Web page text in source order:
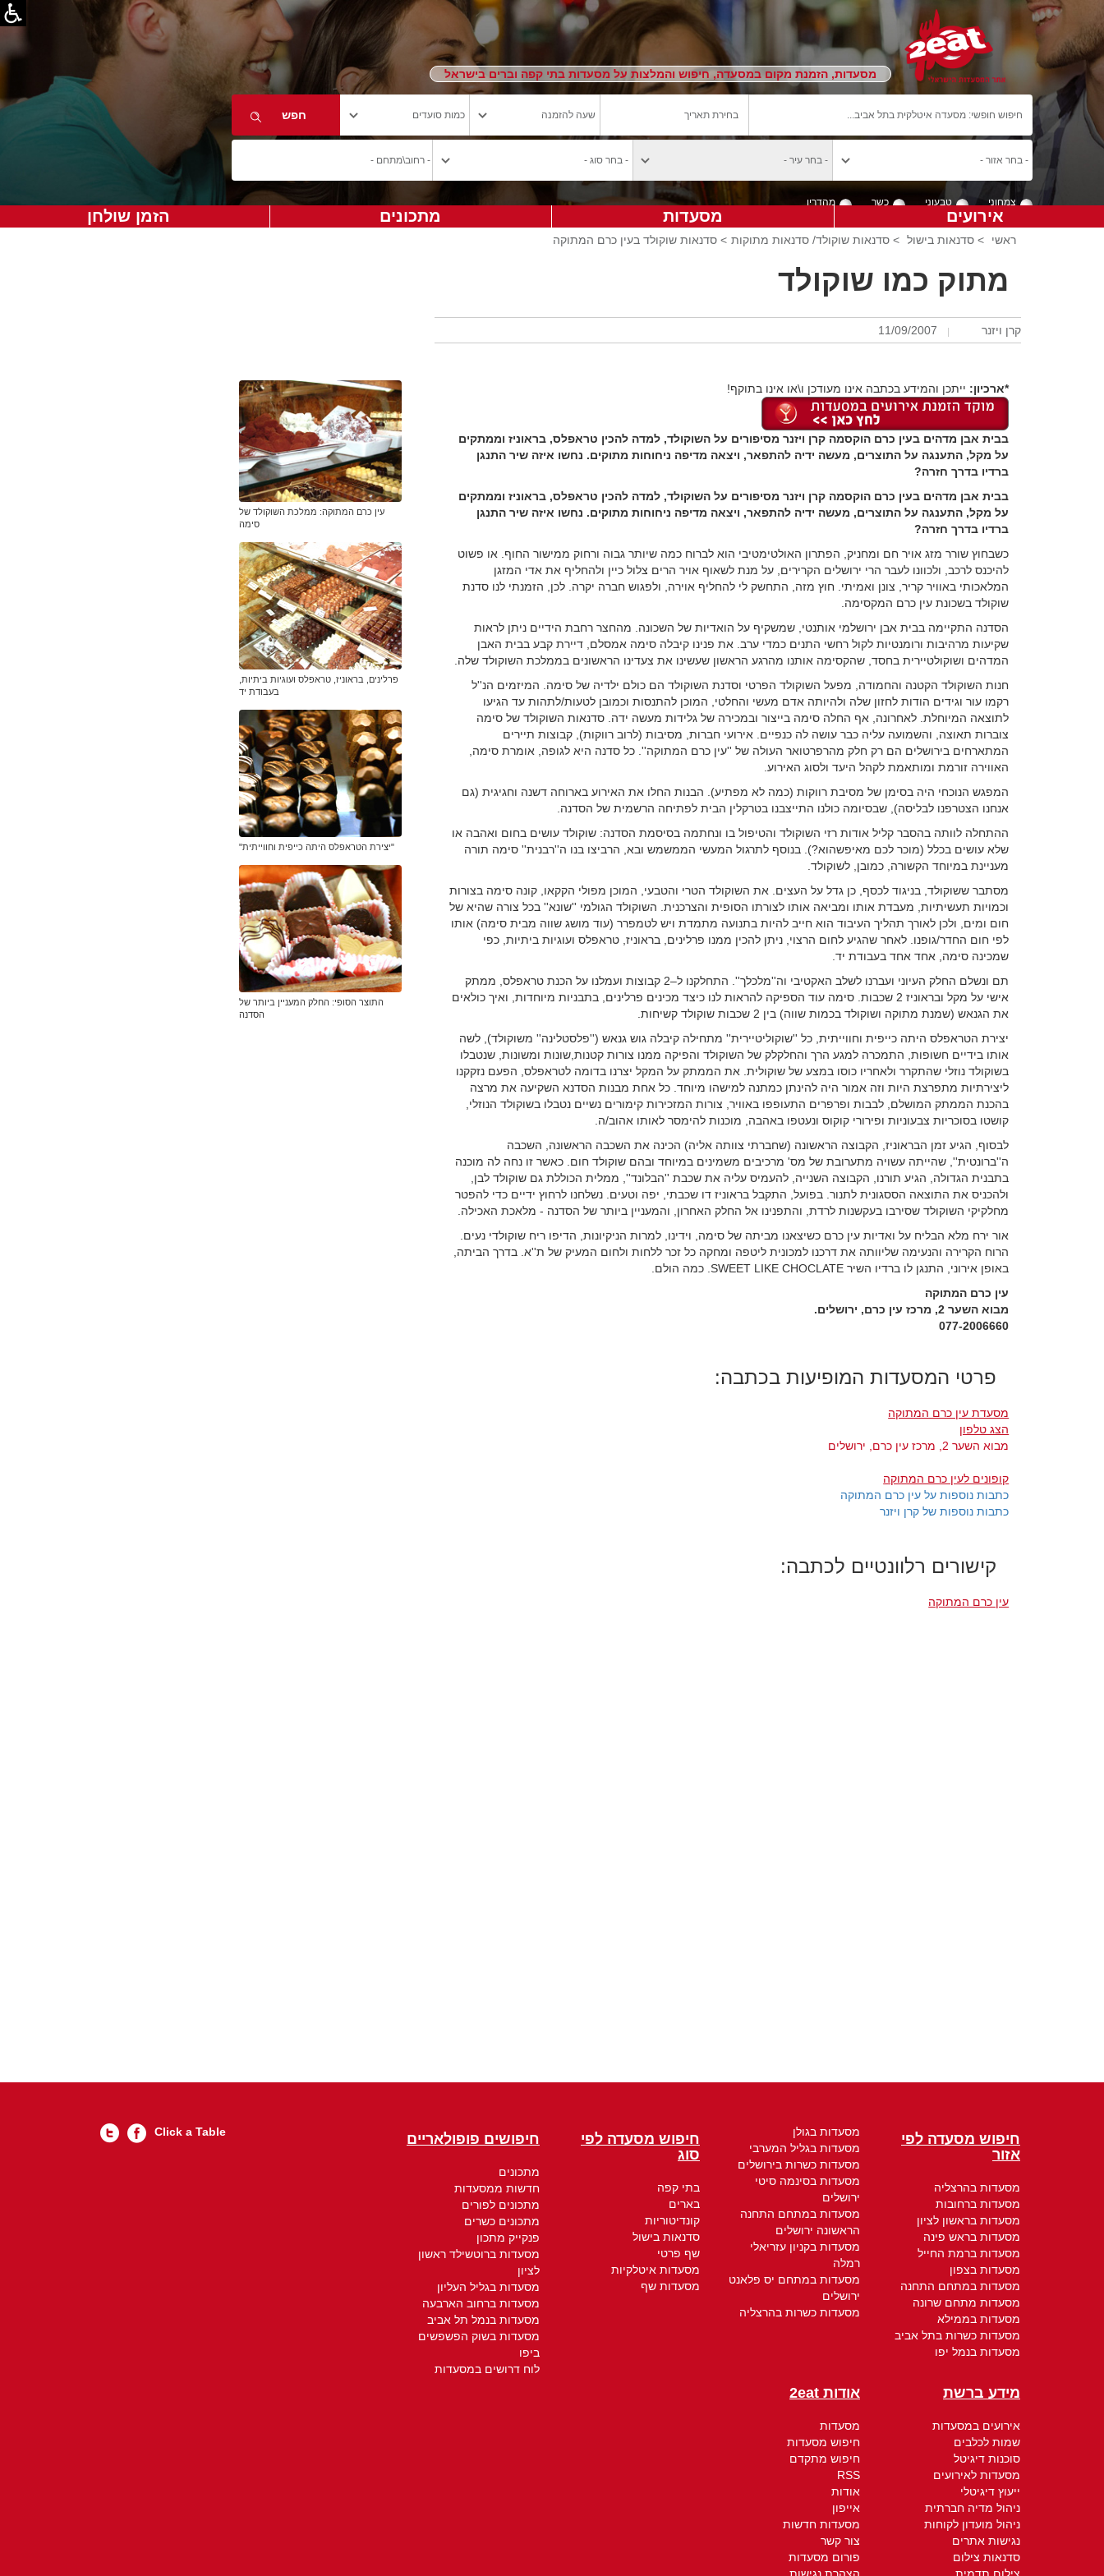
מסעדות, הזמנת מקום במסעדה, חיפוש והמלצות על מסעדות בתי קפה וברים בישראל
צמחוני טבעוני כשר מהדרין
אירועים מסעדות מתכונים הזמן שולחן
ראשי > סדנאות בישול > סדנאות שוקולד/ סדנאות מתוקות > סדנאות שוקולד בעין כרם המתוקה
מתוק כמו שוקולד
קרן ויזנר 11/09/2007
*ארכיון: ייתכן והמידע בכתבה אינו מעודכן ו\או אינו בתוקף!
בבית אבן מדהים בעין כרם הוקסמה קרן ויזנר מסיפורים על השוקולד, למדה להכין טראפלס, בראוניז וממתקים
על מקל, התענגה על התוצרים, מעשה ידיה להתפאר, ויצאה מדיפה ניחוחות מתוקים. נחשו איזה שיר התנגן
ברדיו בדרך חזרה?
בבית אבן מדהים בעין כרם הוקסמה קרן ויזנר מסיפורים על השוקולד, למדה להכין טראפלס, בראוניז וממתקים
על מקל, התענגה על התוצרים, מעשה ידיה להתפאר, ויצאה מדיפה ניחוחות מתוקים. נחשו איזה שיר התנגן
ברדיו בדרך חזרה?
כשבחוץ שורר מזג אויר חם ומחניק, הפתרון האולטימטיבי הוא לברוח כמה שיותר גבוה ורחוק ממישור החוף. או פשוט
להיכנס לרכב, ולכוונו לעבר הרי ירושלים הקרירים, על מנת לשאוף אויר הרים צלול כיין ולהחליף את אדי המזגן
המלאכותי באוויר קריר, צונן ואמיתי. חוץ מזה, התחשק לי להחליף אוירה, ולפגוש חברה יקרה. לכן, הזמנתי לנו סדנת
שוקולד בשכונת עין כרם המקסימה.
הסדנה התקיימה בבית אבן ירושלמי אותנטי, שמשקיף על הואדיות של השכונה. מהחצר רחבת הידיים ניתן לראות
שקיעות מרהיבות ורומנטיות לקול רחשי התנים כמדי ערב. את פנינו קיבלה סימה אמסלם, דיירת קבע בבית האבן
המדהים ושוקולטיירית בחסד, שהקסימה אותנו מהרגע הראשון שעשינו את צעדינו הראשונים בממלכת השוקולד שלה.
חנות השוקולד הקטנה והחמודה, מפעל השוקולד הפרטי וסדנת השוקולד הם כולם ילדיה של סימה. המיזמים הנ''ל
רקמו עור וגידים הודות לחזון שלה ולהיותה אדם מעשי והחלטי, המוכן להתנסות וכמובן לטעות/לתהות עד הגיעו
לתוצאה המיוחלת. לאחרונה, אף החלה סימה בייצור ובמכירה של גלידות מעשה ידה. סדנאות השוקולד של סימה
צוברות תאוצה, והשמועה עליה כבר עושה לה כנפיים. אירועי חברות, מסיבות (לרוב רווקות), קבוצות תיירים
המתארחים בירושלים הם רק חלק מהרפרטואר העולה של ''עין כרם המתוקה''. כל סדנה היא לגופה, אומרת סימה,
האווירה זורמת ומותאמת לקהל היעד ולסוג האירוע.
המפגש הנוכחי היה בסימן של מסיבת רווקות (כמה לא מפתיע). הבנות החלו את האירוע בארוחה דשנה וחגיגית (גם
אנחנו הצטרפנו לבליסה), שבסיומה כולנו התייצבנו בטרקלין הבית לפתיחה הרשמית של הסדנה.
ההתחלה לוותה בהסבר קליל אודות רזי השוקולד והטיפול בו ונחתמה בסיסמת הסדנה: שוקולד עושים בחום ואהבה או
שלא עושים בכלל (מוכר לכם מאיפשהוא?). בנוסף לתרגול המעשי הממשמש ובא, הרביצו בנו ה''רבנית'' סימה תורה
מעניינת במיוחד הקשורה, כמובן, לשוקולד.
מסתבר ששוקולד, בניגוד לכסף, כן גדל על העצים. את השוקולד הטרי והטבעי, המוכן מפולי הקקאו, קונה סימה בצורות
וכמויות תעשיתיות, מעבדת אותו ומביאה אותו לצורתו הסופית והצרכנית. השוקולד הגולמי ''שונא'' בכל צורה שהיא של
חום ומים, ולכן לאורך תהליך העיבוד הוא חייב להיות בתנועה מתמדת ויש לטמפרר (עוד מושג שווה מבית סימה) אותו
לפי חום החדר/גופנו. לאחר שהגיע לחום הרצוי, ניתן להכין ממנו פרלינים, בראוניז, טראפלס ועוגיות ביתיות, כפי
שמכינה סימה, אחד אחד בעבודת יד.
תם ונשלם החלק העיוני ועברנו לשלב האקטיבי וה''מלכלך''. התחלקנו ל–2 קבוצות ועמלנו על הכנת טראפלס, ממתק
אישי על מקל ובראוניז 2 שכבות. סימה עוד הספיקה להראות לנו כיצד מכינים פרלינים, בתבניות מיוחדות, ואיך כולאים
את הגנאש (שמנת מתוקה ושוקולד בכמות שווה) בין 2 שכבות שוקולד קשיחות.
יצירת הטראפלס היתה כייפית וחווייתית, כל ''שוקוליטיירית'' מתחילה קיבלה גוש גנאש (''פלסטלינה'' משוקולד), לשה
אותו בידיים חשופות, התמכרה למגע הרך והחלקלק של השוקולד והפיקה ממנו צורות קטנות,שונות ומשונות, שנטבלו
בשוקולד נוזלי שהתקרר ולאחריו כוסו במצע של שוקולית. את הממתק על המקל יצרנו בדומה לטראפלס, הפעם נזקקנו
ליצירתיות מתפרצת היות וזה אמור היה להינתן כמתנה למישהו מיוחד. כל אחת מבנות הסדנא השקיעה את מרצה
בהכנת הממתק המושלם, לבבות ופרפרים התעופפו באוויר, צורות המזכירות קימורים נשיים נטבלו בשוקולד הנוזלי,
קושטו בסוכריות צבעוניות ופירורי קוקוס ונעטפו באהבה, מוכנות להימסר לאותו אהוב/ה.
לבסוף, הגיע זמן הבראוניז, הקבוצה הראשונה (שחברתי צוותה אליה) הכינה את השכבה הראשונה, השכבה
ה''ברונטית'', שהייתה עשויה מתערובת של מס' מרכיבים משמינים במיוחד ובהם שוקולד חום. כאשר זו נחה לה מוכנה
בתבנית הגדולה, הגיע תורנו, הקבוצה השנייה, להעמיס עליה את שכבת ''הבלונד'', ממלית הכוללת גם שוקולד לבן,
ולהכניס את התוצאה הססגונית לתנור. בפועל, התקבל בראוניז דו שכבתי, יפה וטעים. נשלחנו לרחוץ ידיים כדי להפטר
מחלקיקי השוקולד שסירבו בעקשנות לרדת, והתפנינו אל החלק האחרון, והמעניין ביותר של הסדנה - מלאכת האכילה.
אור ירח מלא הבליח על ואדיות עין כרם כשיצאנו מביתה של סימה, וידינו, למרות הניקיונות, הדיפו ריח שוקולדי נעים.
הרוח הקרירה והנעימה שליוותה את דרכנו למכונית ליטפה ומחקה כל זכר ללחות ולחום המעיק של ת''א. בדרך הביתה,
באופן אירוני, התנגן לו ברדיו השיר SWEET LIKE CHOCLATE. כמה הולם.
עין כרם המתוקה
מבוא השער 2, מרכז עין כרם, ירושלים.
077-2006660
עין כרם המתוקה: ממלכת השוקולד של
סימה
פרלינים, בראוניז, טראפלס ועוגיות ביתיות,
בעבודת יד
"יצירת הטראפלס היתה כייפית וחווייתית"
התוצר הסופי: החלק המעניין ביותר של
הסדנה
פרטי המסעדות המופיעות בכתבה:
מסעדת עין כרם המתוקה
הצג טלפון
מבוא השער 2, מרכז עין כרם, ירושלים
קופונים לעין כרם המתוקה
כתבות נוספות על עין כרם המתוקה
כתבות נוספות של קרן ויזנר
קישורים רלוונטיים לכתבה:
עין כרם המתוקה
חיפוש מסעדה לפי
אזור
מסעדות בהרצליה
מסעדות ברחובות
מסעדות בראשון לציון
מסעדות בראש פינה
מסעדות ברמת החייל
מסעדות בצפון
מסעדות במתחם התחנה
מסעדות מתחם שרונה
מסעדות בממילא
מסעדות כשרות בתל אביב
מסעדות בנמל יפו
מסעדות בגולן
מסעדות בגליל המערבי
מסעדות כשרות בירושלים
מסעדות בסינמה סיטי
ירושלים
מסעדות במתחם התחנה
הראשונה ירושלים
מסעדות בקניון עזריאלי
רמלה
מסעדות במתחם יס פלאנט
ירושלים
מסעדות כשרות בהרצליה
חיפוש מסעדה לפי
סוג
בתי קפה
בארים
קונדיטוריות
סדנאות בישול
שף פרטי
מסעדות איטלקיות
מסעדות שף
חיפושים פופולאריים
מתכונים
חדשות ממסעדות
מתכונים לפורים
מתכונים כשרים
פנקייק מתכון
מסעדות ברוטשילד ראשון
לציון
מסעדות בגליל העליון
מסעדות ברחוב הארבעה
מסעדות בנמל תל אביב
מסעדות בשוק הפשפשים
ביפו
לוח דרושים במסעדות
מידע ברשת
אירועים במסעדות
שמות לכלבים
סוכנות דיגיטל
מסעדות לאירועים
ייעוץ דיגיטלי
ניהול מדיה חברתית
ניהול מועדון לקוחות
נגישות אתרים
סדנאות צילום
אודות 2eat
מסעדות
חיפוש מסעדות
חיפוש מתקדם
RSS
אודות
אייפון
מסעדות חדשות
צור קשר
פורום מסעדות
Click a Table